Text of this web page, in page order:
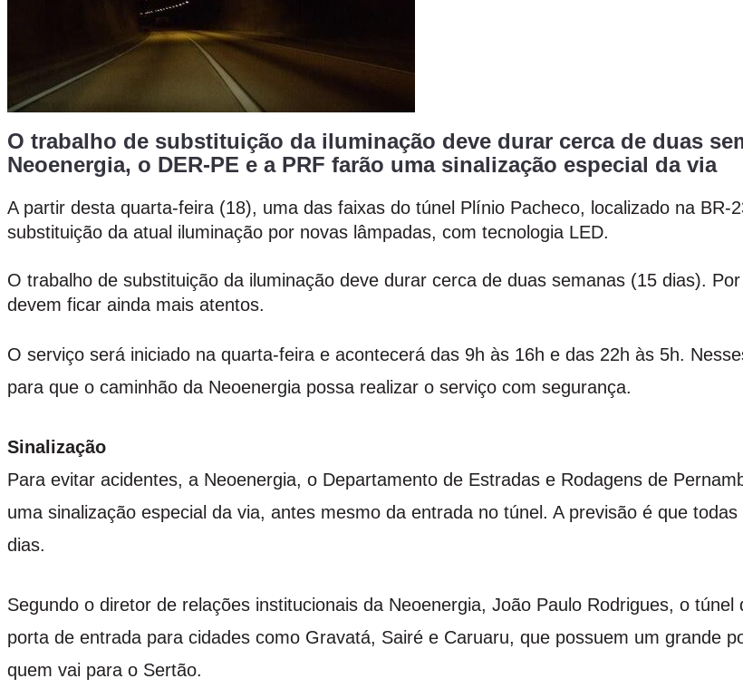
O trabalho de substituição da iluminação deve durar cerca de duas
Neoenergia, o DER-PE e a PRF farão uma sinalização especial da via
A partir desta quarta-feira (18), uma das faixas do túnel Plínio Pacheco, localizado na
substituição da atual iluminação por novas lâmpadas, com tecnologia LED.
O trabalho de substituição da iluminação deve durar cerca de duas semanas (15 dias).
devem ficar ainda mais atentos.
O serviço será iniciado na quarta-feira e acontecerá das 9h às 16h e das 22h às 5h.
para que o caminhão da Neoenergia possa realizar o serviço com segurança.
Sinalização
Para evitar acidentes, a Neoenergia, o Departamento de Estradas e Rodagens de
uma sinalização especial da via, antes mesmo da entrada no túnel. A previsão é que
dias.
Segundo o diretor de relações institucionais da Neoenergia, João Paulo Rodrigues, o
porta de entrada para cidades como Gravatá, Sairé e Caruaru, que possuem um grande
quem vai para o Sertão.